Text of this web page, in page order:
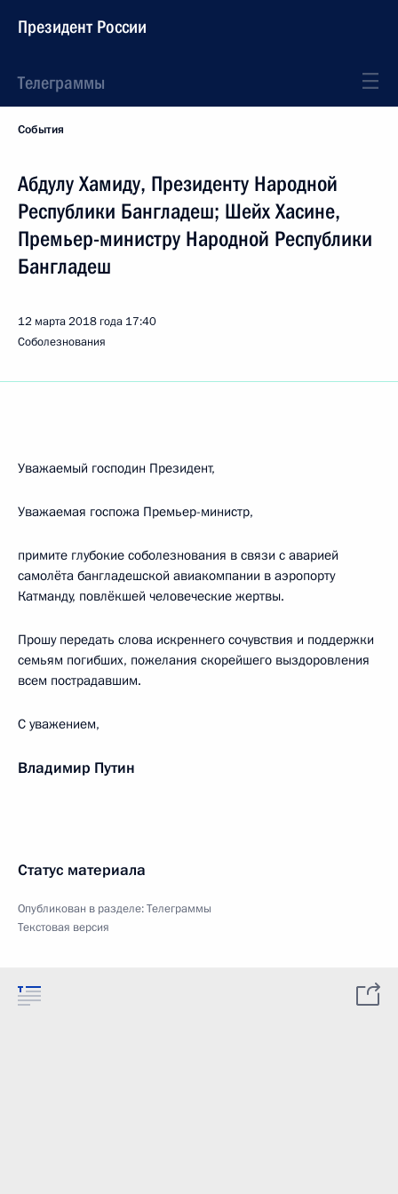
Президент России
Телеграммы
События
Абдулу Хамиду, Президенту Народной
Республики Бангладеш; Шейх Хасине,
Премьер-министру Народной Республики
Бангладеш
12 марта 2018 года 17:40
Соболезнования
Уважаемый господин Президент,
Уважаемая госпожа Премьер-министр,
примите глубокие соболезнования в связи с аварией
самолёта бангладешской авиакомпании в аэропорту
Катманду, повлёкшей человеческие жертвы.
Прошу передать слова искреннего сочувствия и поддержки
семьям погибших, пожелания скорейшего выздоровления
всем пострадавшим.
С уважением,
Владимир Путин
Статус материала
Опубликован в разделе:Телеграммы
Текстовая версия